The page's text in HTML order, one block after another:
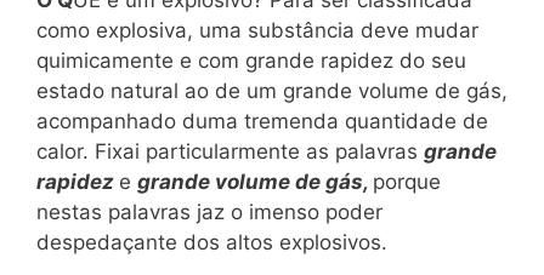
como explosiva, uma substância deve mudar
quimicamente e com grande rapidez do seu
estado natural ao de um grande volume de gás,
acompanhado duma tremenda quantidade de
calor. Fixai particularmente as palavras grande
rapidez e grande volume de gás, porque
nestas palavras jaz o imenso poder
despedaçante dos altos explosivos.